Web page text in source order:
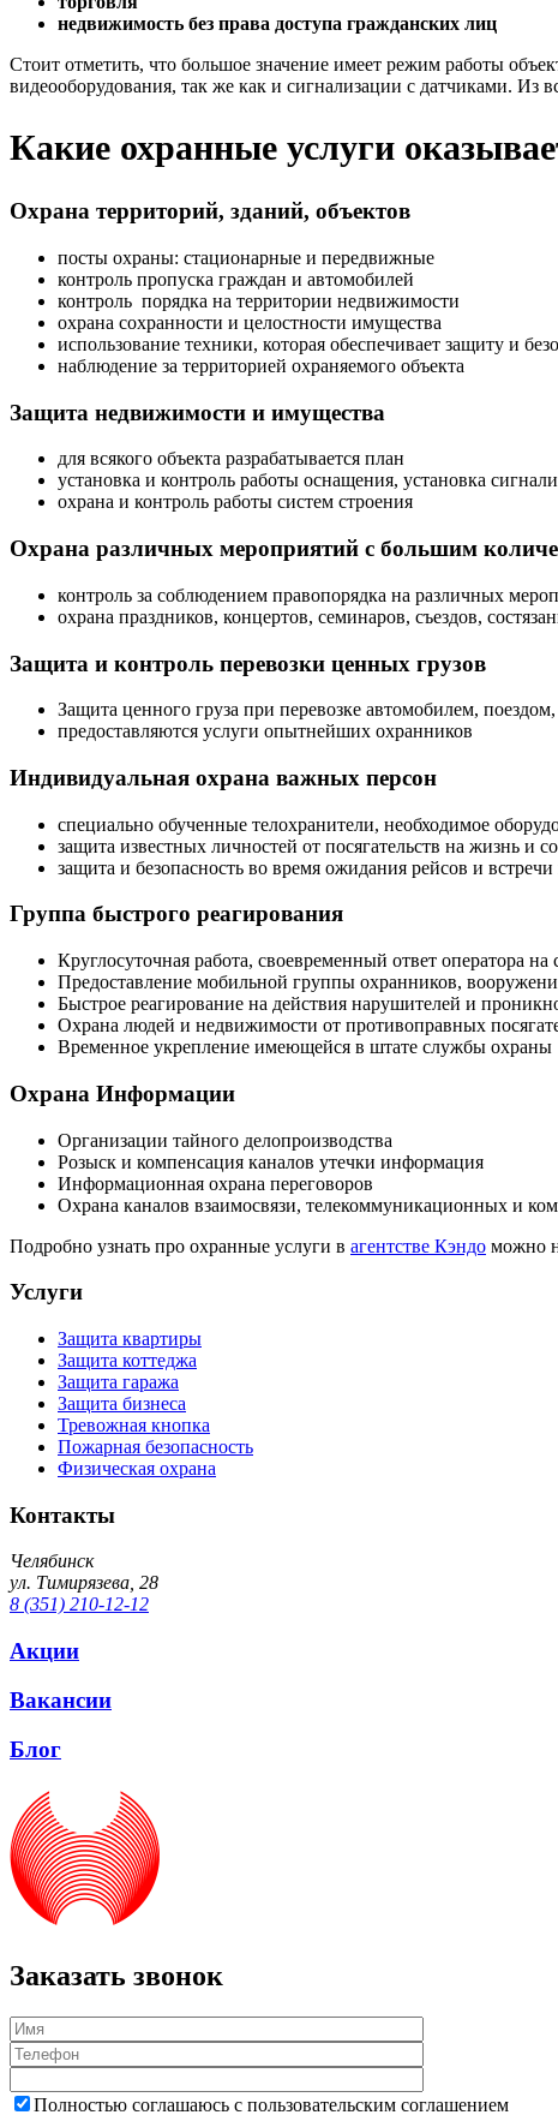
недвижимость без права доступа гражданских лиц
Стоит отметить, что большое значение имеет режим работы
видеооборудования, так же как и сигнализации с датчиками. Из
Какие охранные услуги
Охрана территорий, зданий, объектов
посты охраны: стационарные и передвижные
контроль пропуска граждан и автомобилей
контроль порядка на территории недвижимости
охрана сохранности и целостности имущества
использование техники, которая обеспечивает защиту и
наблюдение за территорией охраняемого объекта
Защита недвижимости и имущества
для всякого объекта разрабатывается план
установка и контроль работы оснащения, установка
охрана и контроль работы систем строения
Охрана различных мероприятий с большим
контроль за соблюдением правопорядка на различных
охрана праздников, концертов, семинаров, съездов,
Защита и контроль перевозки ценных грузов
Защита ценного груза при перевозке автомобилем,
предоставляются услуги опытнейших охранников
Индивидуальная охрана важных персон
специально обученные телохранители, необходимое
защита известных личностей от посягательств на жизнь и
защита и безопасность во время ожидания рейсов и встречи
Группа быстрого реагирования
Круглосуточная работа, своевременный ответ оператора на
Предоставление мобильной группы охранников,
Быстрое реагирование на действия нарушителей и
Охрана людей и недвижимости от противоправных
Временное укрепление имеющейся в штате службы охраны
Охрана Информации
Организации тайного делопроизводства
Розыск и компенсация каналов утечки информация
Информационная охрана переговоров
Охрана каналов взаимосвязи, телекоммуникационных и
Подробно узнать про охранные услуги в агентстве Кэндо можно
Услуги
Защита квартиры
Защита коттеджа
Защита гаража
Защита бизнеса
Тревожная кнопка
Пожарная безопасность
Физическая охрана
Контакты
Челябинск
ул. Тимирязева, 28
8 (351) 210-12-12
Акции
Вакансии
Блог
Заказать звонок
Полностью соглашаюсь с пользовательским соглашением